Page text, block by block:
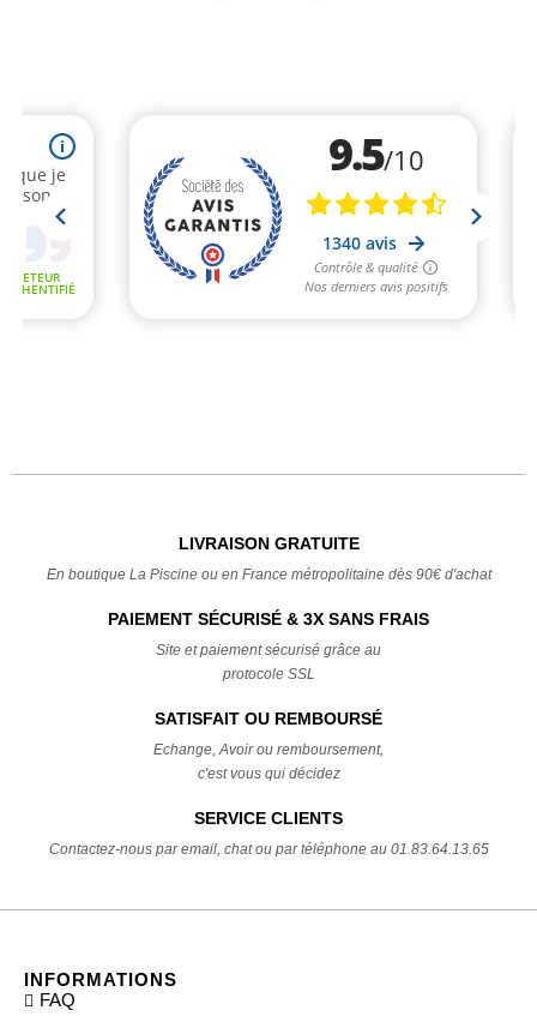
LIVRAISON GRATUITE
En boutique La Piscine ou en France métropolitaine dès 90€ d'achat
PAIEMENT SÉCURISÉ & 3X SANS FRAIS
Site et paiement sécurisé grâce au
protocole SSL
SATISFAIT OU REMBOURSÉ
Echange, Avoir ou remboursement,
c'est vous qui décidez
SERVICE CLIENTS
Contactez-nous par email, chat ou par téléphone au 01.83.64.13.65
INFORMATIONS
FAQ